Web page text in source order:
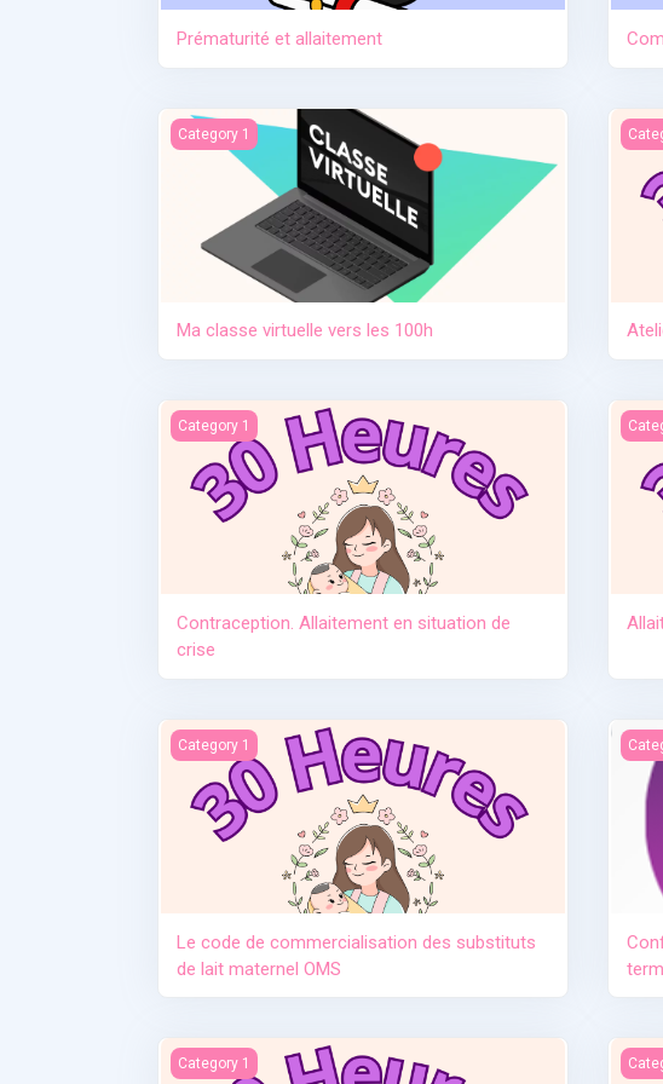
Prématurité et allaitement
Ma classe virtuelle vers les 100h
Category 1
Ma classe virtuelle vers les 100h
Contraception. Allaitement en situation de crise
Category 1
Contraception. Allaitement en situation de
crise
Le code de commercialisation des substituts de lait maternel
Category 1
Le code de commercialisation des substituts
de lait maternel OMS
Manque de lait et relactation
Category 1